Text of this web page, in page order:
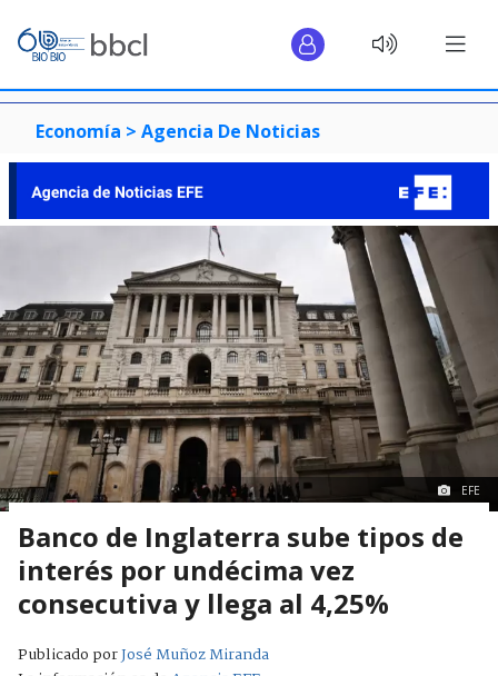
Economía > Agencia De Noticias
EFE
Banco de Inglaterra sube tipos de
interés por undécima vez
consecutiva y llega al 4,25%
Publicado porJosé Muñoz Miranda